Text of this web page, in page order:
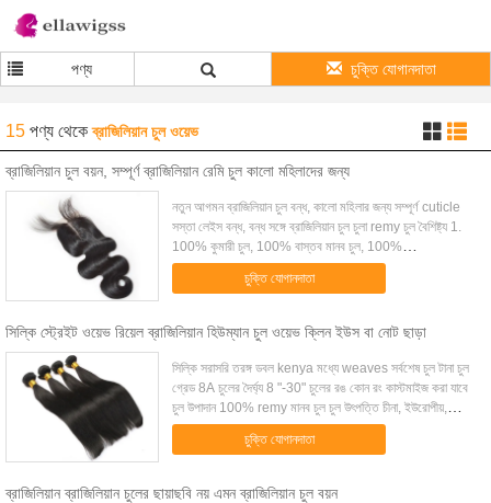
পণ্য চুক্তি যোগানদাতা
15 পণ্য থেকে ব্রাজিলিয়ান চুল ওয়েভ
ব্রাজিলিয়ান চুল বয়ন, সম্পূর্ণ ব্রাজিলিয়ান রেমি চুল কালো মহিলাদের জন্য
নতুন আগমন ব্রাজিলিয়ান চুল বন্ধ, কালো মহিলার জন্য সম্পূর্ণ cuticle
সস্তা লেইস বন্ধ, বন্ধ সঙ্গে ব্রাজিলিয়ান চুল চুলা remy চুল বৈশিষ্ট্য 1.
100% কুমারী চুল, 100% বাস্তব মানব চুল, 100%
unprocessed চুল, 100% ব্রাজ...
চুক্তি যোগানদাতা
সিল্কি স্ট্রেইট ওয়েভ রিয়েল ব্রাজিলিয়ান হিউম্যান চুল ওয়েভ ক্লিন ইউস বা নোট ছাড়া
সিল্কি সরাসরি তরঙ্গ ডবল kenya মধ্যে weaves সর্বশেষ চুল টানা চুল
গ্রেড 8A চুলের দৈর্ঘ্য 8 "-30" চুলের রঙ কোন রং কাস্টমাইজ করা যাবে
চুল উপাদান 100% remy মানব চুল চুল উৎপত্তি চীনা, ইউরোপীয়,
ব্রাজিলিয়ান এবং ভারতী...
চুক্তি যোগানদাতা
ব্রাজিলিয়ান ব্রাজিলিয়ান চুলের ছায়াছবি নয় এমন ব্রাজিলিয়ান চুল বয়ন